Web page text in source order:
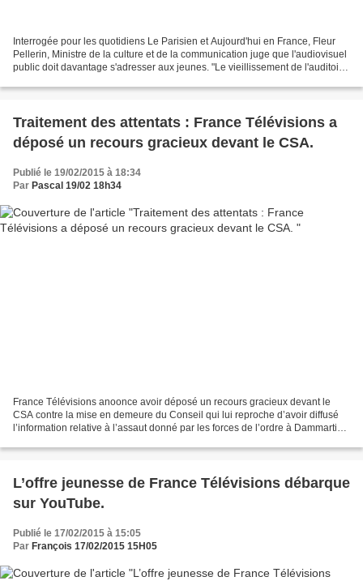
Interrogée pour les quotidiens Le Parisien et Aujourd'hui en France, Fleur
Pellerin, Ministre de la culture et de la communication juge que l'audiovisuel
public doit davantage s'adresser aux jeunes. "Le vieillissement de l'auditoire
Traitement des attentats : France Télévisions a
déposé un recours gracieux devant le CSA.
Publié le 19/02/2015 à 18:34
Par Pascal 19/02 18h34
France Télévisions anoonce avoir déposé un recours gracieux devant le
CSA contre la mise en demeure du Conseil qui lui reproche d’avoir diffusé
l’information relative à l’assaut donné par les forces de l’ordre à Dammartin-
L’offre jeunesse de France Télévisions débarque
sur YouTube.
Publié le 17/02/2015 à 15:05
Par François 17/02/2015 15H05